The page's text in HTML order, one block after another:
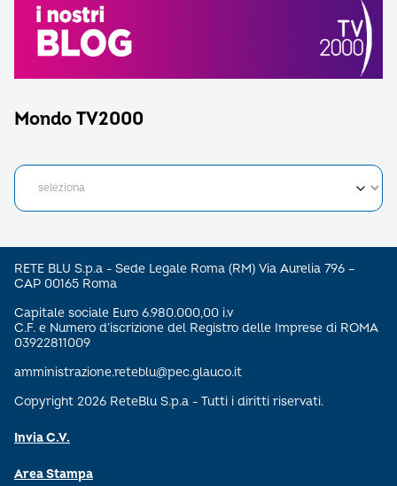
Mondo TV2000
RETE BLU S.p.a - Sede Legale Roma (RM) Via Aurelia 796 –
CAP 00165 Roma
Capitale sociale Euro 6.980.000,00 i.v
C.F. e Numero d’iscrizione del Registro delle Imprese di ROMA
03922811009
amministrazione.reteblu@pec.glauco.it
Copyright 2026 ReteBlu S.p.a - Tutti i diritti riservati.
Invia C.V.
Area Stampa